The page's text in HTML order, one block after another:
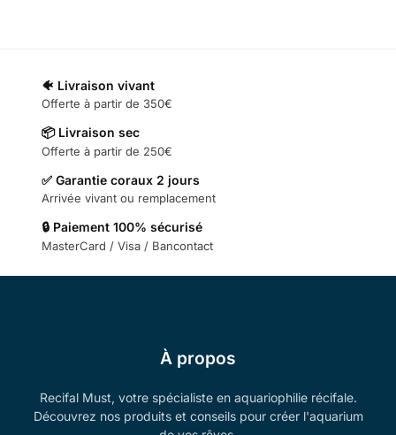
🐠 Livraison vivant
Offerte à partir de 350€
📦 Livraison sec
Offerte à partir de 250€
✅ Garantie coraux 2 jours
Arrivée vivant ou remplacement
🔒 Paiement 100% sécurisé
MasterCard / Visa / Bancontact
À propos
Recifal Must, votre spécialiste en aquariophilie récifale.
Découvrez nos produits et conseils pour créer l'aquarium